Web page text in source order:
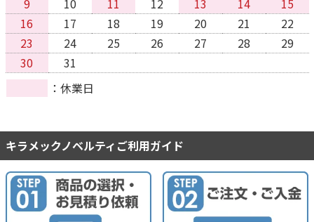
16
17 18 19 20 21
22
23
24 25 26 27 28
29
30
31
休業日
キラメックノベルティご利用ガイド